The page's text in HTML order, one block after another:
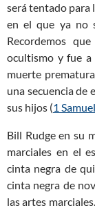
será tentado para
en el que ya no
Recordemos
ocultismo y fue
muerte
una secuencia de
sus hijos (1
Bill Rudge en su
marciales en el
cinta negra de
cinta negra de
las artes